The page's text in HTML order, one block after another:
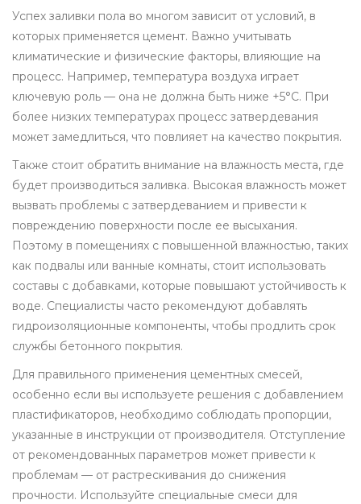
Успех заливки пола во многом зависит от условий, в
которых применяется цемент. Важно учитывать
климатические и физические факторы, влияющие на
процесс. Например, температура воздуха играет
ключевую роль — она не должна быть ниже +5°C. При
более низких температурах процесс затвердевания
может замедлиться, что повлияет на качество покрытия.
Также стоит обратить внимание на влажность места, где
будет производиться заливка. Высокая влажность может
вызвать проблемы с затвердеванием и привести к
повреждению поверхности после ее высыхания.
Поэтому в помещениях с повышенной влажностью, таких
как подвалы или ванные комнаты, стоит использовать
составы с добавками, которые повышают устойчивость к
воде. Специалисты часто рекомендуют добавлять
гидроизоляционные компоненты, чтобы продлить срок
службы бетонного покрытия.
Для правильного применения цементных смесей,
особенно если вы используете решения с добавлением
пластификаторов, необходимо соблюдать пропорции,
указанные в инструкции от производителя. Отступление
от рекомендованных параметров может привести к
проблемам — от растрескивания до снижения
прочности. Используйте специальные смеси для